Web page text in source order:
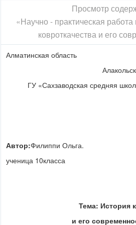
гармоничном развитии творчества,
наблюдательности, внимания
формы,глазомера и цветоощущение.
данного иследования:
заключаются в следующем:
работы в современных условиях,
-попытаться вышить национальный
описаниям мастеров,
Итогом нашего исследования
Просмотр
«Научно - практическая
ковроткачества и его
Алматинская область
ГУ «Сахзаводская средняя
Автор:Филиппи Ольга.
ученица 10класса
Тема: История
и его